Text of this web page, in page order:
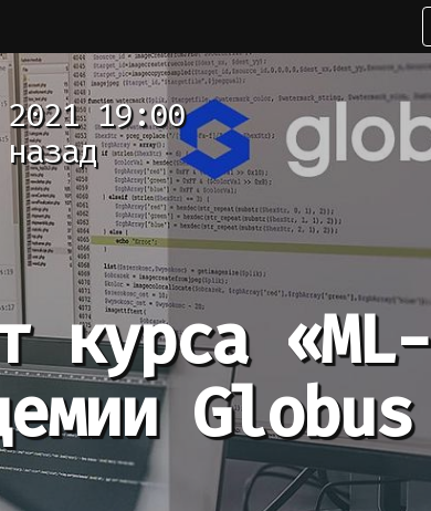
19:00
курса «МL-
Globus